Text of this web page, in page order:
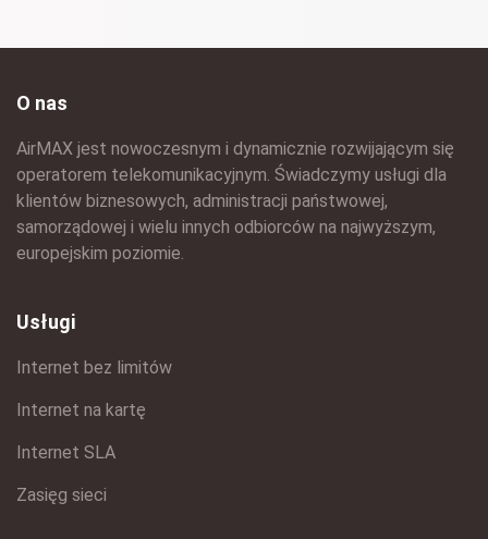
O nas
AirMAX jest nowoczesnym i dynamicznie rozwijającym się
operatorem telekomunikacyjnym. Świadczymy usługi dla
klientów biznesowych, administracji państwowej,
samorządowej i wielu innych odbiorców na najwyższym,
europejskim poziomie.
Usługi
Internet bez limitów
Internet na kartę
Internet SLA
Zasięg sieci